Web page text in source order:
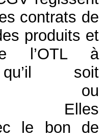
contrats de
produits et
l’OTL à
qu’il soit
ou
Elles
le bon de